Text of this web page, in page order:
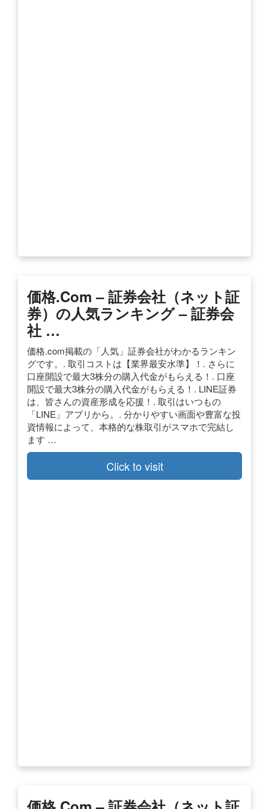
価格.com – 証券会社（ネット証
券）の人気ランキング – 証券会
社 …
価格.com掲載の「人気」証券会社がわかるランキン
グです。. 取引コストは【業界最安水準】！. さらに
口座開設で最大3株分の購入代金がもらえる！. 口座
開設で最大3株分の購入代金がもらえる！. LINE証券
は、皆さんの資産形成を応援！. 取引はいつもの
「LINE」アプリから。. 分かりやすい画面や豊富な投
資情報によって、本格的な株取引がスマホで完結し
ます …
Click to visit